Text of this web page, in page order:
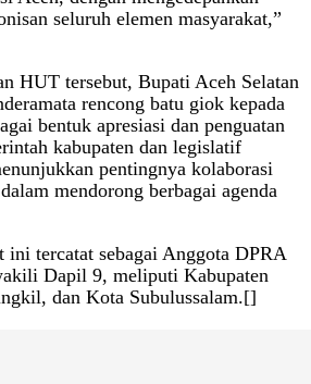
seluruh elemen masyarakat,”
HUT tersebut, Bupati Aceh Selatan
rencong batu giok kepada
bentuk apresiasi dan penguatan
kabupaten dan legislatif
pentingnya kolaborasi
mendorong berbagai agenda
ini tercatat sebagai Anggota DPRA
Dapil 9, meliputi Kabupaten
dan Kota Subulussalam.[]